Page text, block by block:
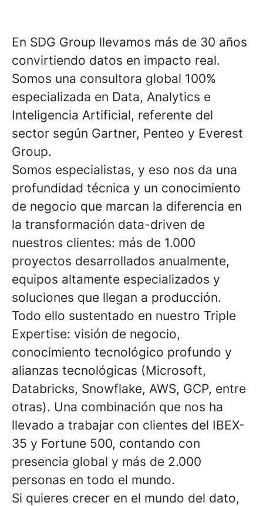
En SDG Group llevamos más de 30 años
convirtiendo datos en impacto real.
Somos una consultora global 100%
especializada en Data, Analytics e
Inteligencia Artificial, referente del
sector según Gartner, Penteo y Everest
Group.
Somos especialistas, y eso nos da una
profundidad técnica y un conocimiento
de negocio que marcan la diferencia en
la transformación data-driven de
nuestros clientes: más de 1.000
proyectos desarrollados anualmente,
equipos altamente especializados y
soluciones que llegan a producción.
Todo ello sustentado en nuestro Triple
Expertise: visión de negocio,
conocimiento tecnológico profundo y
alianzas tecnológicas (Microsoft,
Databricks, Snowflake, AWS, GCP, entre
otras). Una combinación que nos ha
llevado a trabajar con clientes del IBEX-
35 y Fortune 500, contando con
presencia global y más de 2.000
personas en todo el mundo.
Si quieres crecer en el mundo del dato,